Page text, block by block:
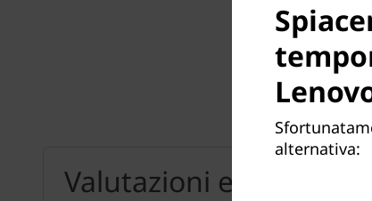
Valutazioni e revisioni
alternativa: